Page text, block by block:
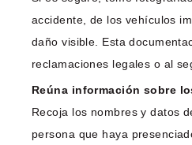
accidente, de los vehículos
daño visible. Esta
reclamaciones legales o al
Reúna información sobre
Recoja los nombres y datos
persona que haya